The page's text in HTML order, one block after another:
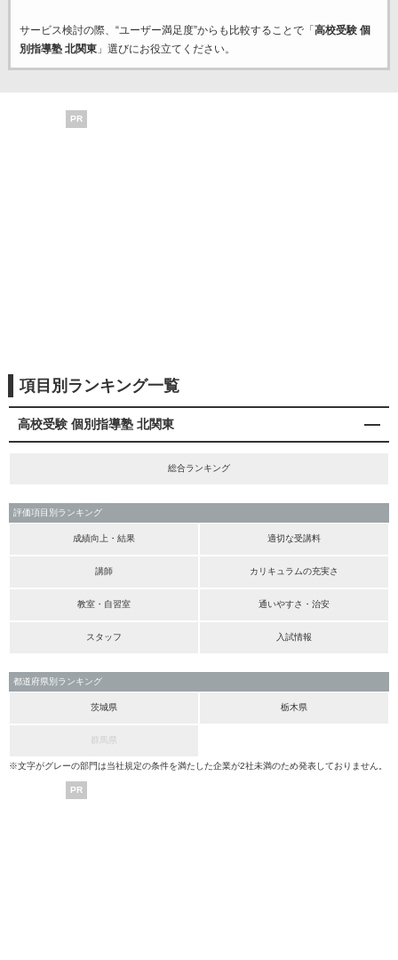
サービス検討の際、“ユーザー満足度”からも比較することで「 高校受験 個
別指導塾 北関東」選びにお役立てください。
PR
項目別ランキング一覧
高校受験 個別指導塾 北関東
総合ランキング
評価項目別ランキング
成績向上・結果 適切な受講料
講師 カリキュラムの充実さ
教室・自習室 通いやすさ・治安
スタッフ 入試情報
都道府県別ランキング
茨城県 栃木県
群馬県
※文字がグレーの部門は当社規定の条件を満たした企業が2社未満のため発表しておりません。
PR